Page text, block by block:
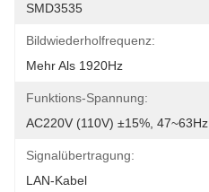
SMD3535
Bildwiederholfrequenz:
Mehr Als 1920Hz
Funktions-Spannung:
AC220V (110V) ±15%, 47~63Hz
Signalübertragung:
LAN-Kabel